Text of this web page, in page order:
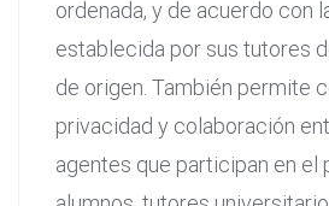
ordenada, y de acuerdo con
establecida por sus tutores
de origen. También permite
privacidad y colaboración
agentes que participan en el